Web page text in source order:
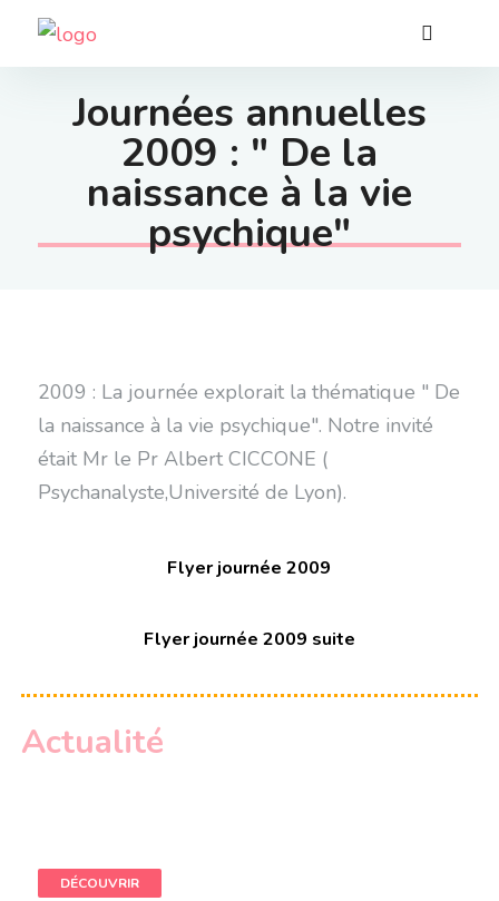
Journées annuelles
2009 : " De la
naissance à la vie
psychique"
2009 : La journée explorait la thématique " De
la naissance à la vie psychique". Notre invité
était Mr le Pr Albert CICCONE (
Psychanalyste,Université de Lyon).
Flyer journée 2009
Flyer journée 2009 suite
Actualité
DÉCOUVRIR